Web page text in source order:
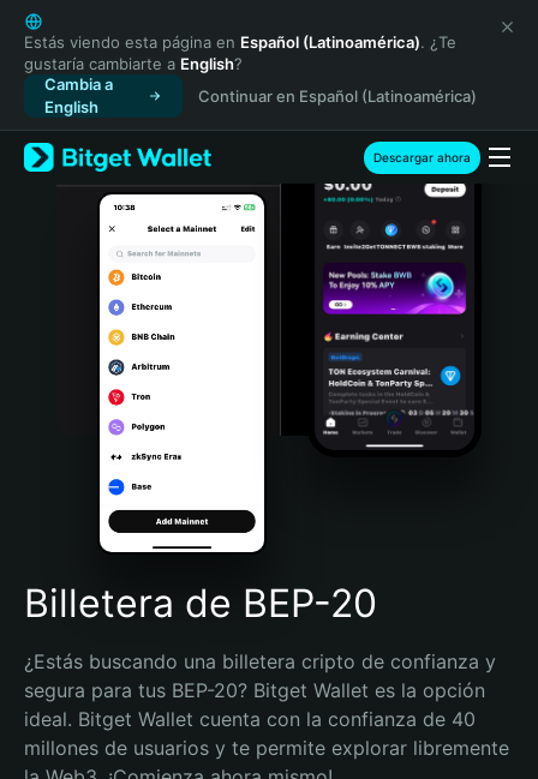
English
日本語
Tiếng Việt
Русский
Español (Latinoamérica)
Türkçe
Italiano
Português (Portugal)
Bahasa Indonesia
Português (Brasil)
Español (Argentina)
Estás viendo esta página en Español (Latinoamérica). ¿Te
gustaría cambiarte a English?
Cambia a
English
Continuar en Español (Latinoamérica)
Descargar ahora
Billetera de BEP-20
¿Estás buscando una billetera cripto de confianza y
segura para tus BEP-20? Bitget Wallet es la opción
ideal. Bitget Wallet cuenta con la confianza de 40
millones de usuarios y te permite explorar libremente